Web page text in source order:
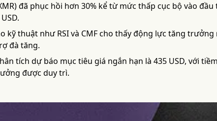
đã phục hồi hơn 30% kể từ mức thấp cục bộ vào
kỹ thuật như RSI và CMF cho thấy động lực tăng
đà tăng.
tích dự báo mục tiêu giá ngắn hạn là 435 USD, với
được duy trì.